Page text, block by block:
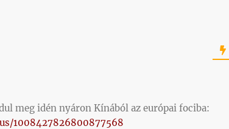
meg idén nyáron Kínából az európai fociba:
1008427826800877568